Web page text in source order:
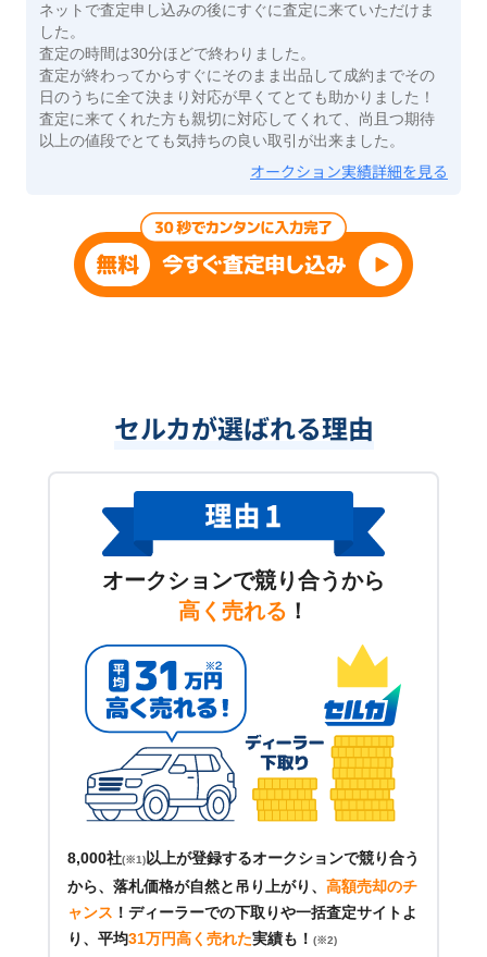
ネットで査定申し込みの後にすぐに査定に来ていただけま
した。
査定の時間は30分ほどで終わりました。
査定が終わってからすぐにそのまま出品して成約までその
日のうちに全て決まり対応が早くてとても助かりました！
査定に来てくれた方も親切に対応してくれて、尚且つ期待
以上の値段でとても気持ちの良い取引が出来ました。
オークション実績詳細を見る
セルカが選ばれる理由
オークションで競り合うから
高く売れる ！
8,000社(※1)以上が登録するオークションで競り合う
から、落札価格が自然と吊り上がり、 高額売却のチ
ャンス ！ ディーラーでの下取りや一括査定サイトよ
り、平均31万円高く売れた実績も！ (※2)